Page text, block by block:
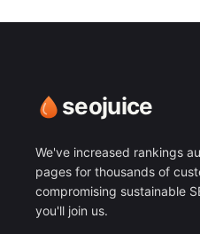
seojuice
We've increased rankings
pages for thousands of
compromising sustainable
you'll join us.